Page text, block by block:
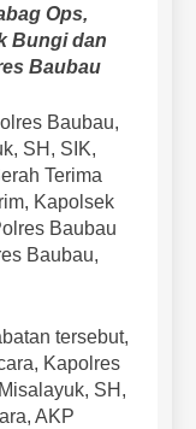
Ops,
Bungi dan
Baubau
Baubau,
SH, SIK,
Terima
Kapolsek
Baubau
Baubau,
tersebut,
Kapolres
SH,
AKP